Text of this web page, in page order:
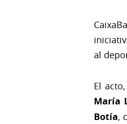
al
El
María
Botía,